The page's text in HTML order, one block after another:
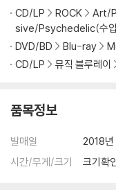
를 마른 천으로 닦으시거
해결됩니다.
3) 일부 PC 연결형 ODD
생이 불가능한 경우가 있
며, ODD 사용으로 인한
디스크에 미세한 잔 흠집
있으며, 상품의 불량이 아
CD/LP ROCK Art/
sive/Psychedelic(수
DVD/BD
Blu-ray
CD/LP
뮤직 블루레이
품목정보
발매일
2018
시간/무게/크기
크기확